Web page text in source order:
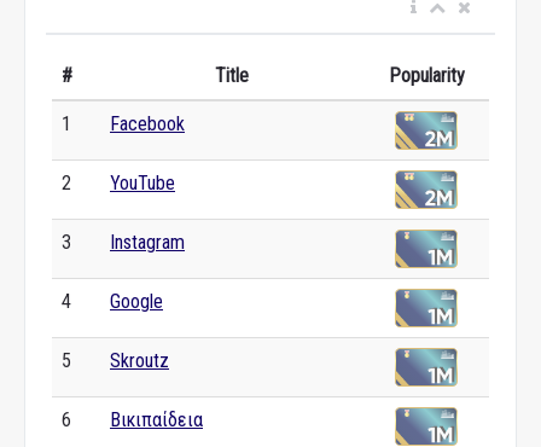
# Title Popularity
1 Facebook
2 YouTube
3 Instagram
4 Google
5 Skroutz
6 Βικιπαίδεια